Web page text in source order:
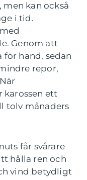
kan också
i tid.
Genom att
hand, sedan
repor,
karossen ett
tolv månaders
får svårare
hålla ren och
vind betydligt